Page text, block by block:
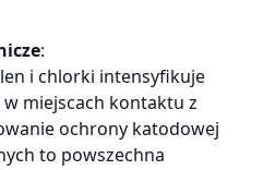
:
i chlorki intensyfikuje
w miejscach kontaktu z
ochrony katodowej
to powszechna